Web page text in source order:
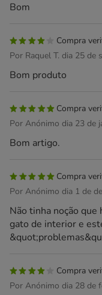
Bom
Compra
Por Raquel T. dia 25 de
Bom produto
Compra
Por Anónimo dia 23 de
Bom artigo.
Compra
Por Anónimo dia 1 de
Não tinha noção que
gato de interior e
Compra
Por Anónimo dia 28 de